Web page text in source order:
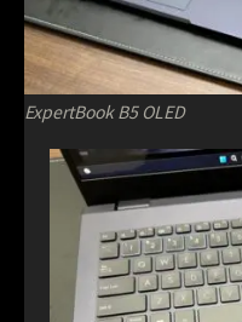
ExpertBook B5 OLED